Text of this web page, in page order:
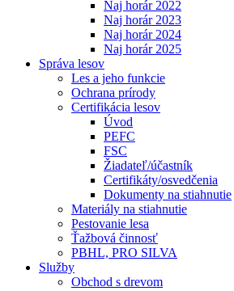
Naj horár 2022
Naj horár 2023
Naj horár 2024
Naj horár 2025
Správa lesov
Les a jeho funkcie
Ochrana prírody
Certifikácia lesov
Úvod
PEFC
FSC
Žiadateľ/účastník
Certifikáty/osvedčenia
Dokumenty na stiahnutie
Materiály na stiahnutie
Pestovanie lesa
Ťažbová činnosť
PBHL, PRO SILVA
Služby
Obchod s drevom